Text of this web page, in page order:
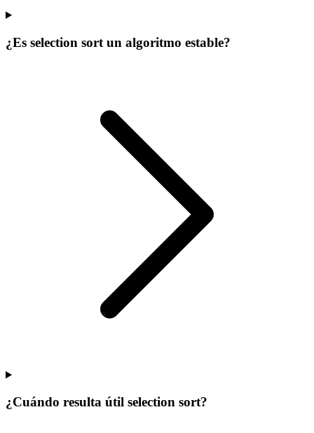
¿Es selection sort un algoritmo estable?
¿Cuándo resulta útil selection sort?